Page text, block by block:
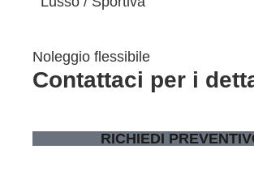
Noleggio flessibile
Contattaci per i
RICHIEDI